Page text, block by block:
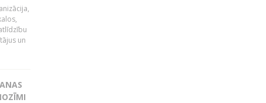
un